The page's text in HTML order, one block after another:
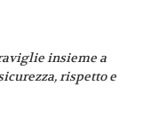
insieme a
rispetto e